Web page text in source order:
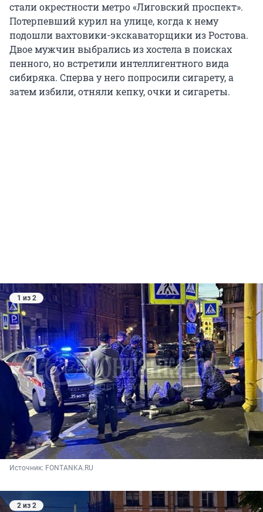
стали окрестности метро «Лиговский проспект».
Потерпевший курил на улице, когда к нему
подошли вахтовики-экскаваторщики из Ростова.
Двое мужчин выбрались из хостела в поисках
пенного, но встретили интеллигентного вида
сибиряка. Сперва у него попросили сигарету, а
затем избили, отняли кепку, очки и сигареты.
1 из 2
Источник: FONTANKA.RU
2 из 2